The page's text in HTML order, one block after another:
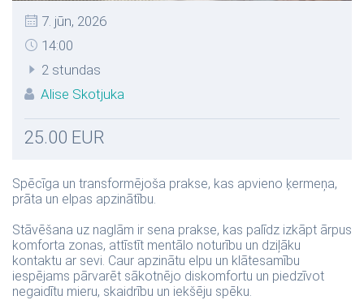
7. jūn, 2026
14:00
2 stundas
Alise Skotjuka
25.00 EUR
Spēcīga un transformējoša prakse, kas apvieno ķermeņa,
prāta un elpas apzinātību.
Stāvēšana uz naglām ir sena prakse, kas palīdz izkāpt ārpus
komforta zonas, attīstīt mentālo noturību un dziļāku
kontaktu ar sevi. Caur apzinātu elpu un klātesamību
iespējams pārvarēt sākotnējo diskomfortu un piedzīvot
negaidītu mieru, skaidrību un iekšēju spēku.